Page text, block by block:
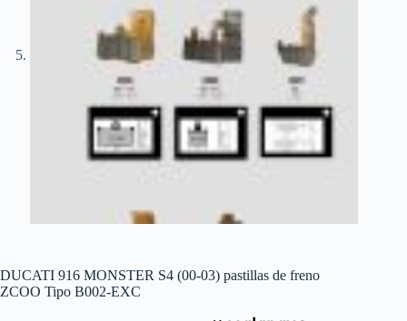
DUCATI 916 MONSTER S4 (00-03) pastillas de freno
ZCOO Tipo B002-EXC